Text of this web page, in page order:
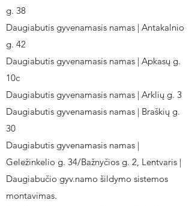
g. 38
Daugiabutis gyvenamasis namas | Antakalnio
g. 42
Daugiabutis gyvenamasis namas | Apkasų g.
10c
Daugiabutis gyvenamasis namas | Arklių g. 3
Daugiabutis gyvenamasis namas | Braškių g.
30
Daugiabutis gyvenamasis namas |
Geležinkelio g. 34/Bažnyčios g. 2, Lentvaris |
Daugiabučio gyv.namo šildymo sistemos
montavimas.